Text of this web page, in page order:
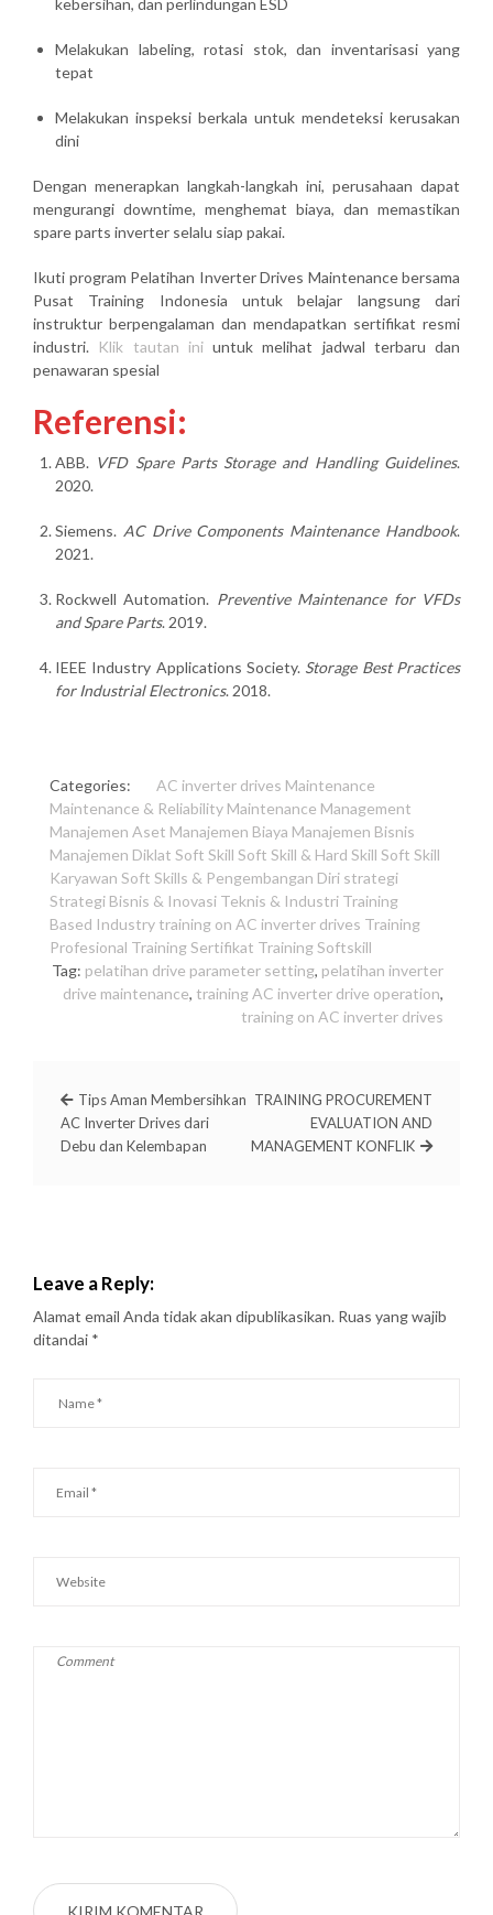
kebersihan, dan perlindungan ESD
Melakukan labeling, rotasi stok, dan inventarisasi yang
tepat
Melakukan inspeksi berkala untuk mendeteksi kerusakan
dini
Dengan menerapkan langkah-langkah ini, perusahaan dapat
mengurangi downtime, menghemat biaya, dan memastikan
spare parts inverter selalu siap pakai.
Ikuti program Pelatihan Inverter Drives Maintenancebersama
Pusat Training Indonesia untuk belajar langsung dari
instruktur berpengalaman dan mendapatkan sertifikat resmi
industri. Klik tautan iniuntuk melihat jadwal terbaru dan
penawaran spesial
Referensi:
ABB. VFD Spare Parts Storage and Handling Guidelines.
2020.
Siemens. AC Drive Components Maintenance Handbook.
2021.
Rockwell Automation. Preventive Maintenance for VFDs
and Spare Parts. 2019.
IEEE Industry Applications Society. Storage Best Practices
for Industrial Electronics. 2018.
Categories: AC inverter drives Maintenance
Maintenance & Reliability Maintenance Management
Manajemen Aset Manajemen Biaya Manajemen Bisnis
Manajemen Diklat Soft Skill Soft Skill & Hard Skill Soft Skill
Karyawan Soft Skills & Pengembangan Diri strategi
Strategi Bisnis & Inovasi Teknis & Industri Training
Based Industry training on AC inverter drives Training
Profesional Training Sertifikat Training Softskill
Tag: pelatihan drive parameter setting, pelatihan inverter
drive maintenance, training AC inverter drive operation,
training on AC inverter drives
Tips Aman Membersihkan
AC Inverter Drives dari
Debu dan Kelembapan
TRAINING PROCUREMENT
EVALUATION AND
MANAGEMENT KONFLIK
Leave a Reply:
Alamat email Anda tidak akan dipublikasikan. Ruas yang wajib
ditandai *